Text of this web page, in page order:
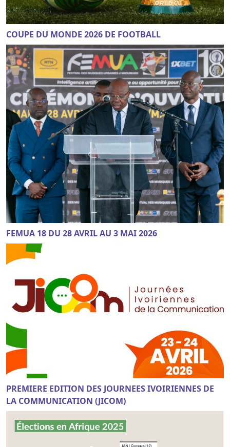
COUPE DU MONDE 2026 DE FOOTBALL
FEMUA 18 DU 28 AVRIL AU 3 MAI 2026
PREMIERE EDITION DES JOURNEES IVOIRIENNES DE
LA COMMUNICATION (JICOM)